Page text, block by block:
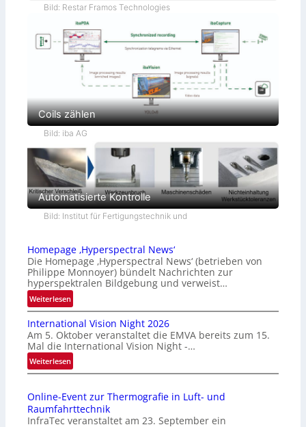
Bild: Restar Framos Technologies
Coils zählen
Bild: iba AG
Automatisierte Kontrolle
Bild: Institut für Fertigungstechnik und
Homepage ‚Hyperspectral News‘
Die Homepage ‚Hyperspectral News‘ (betrieben von
Philippe Monnoyer) bündelt Nachrichten zur
hyperspektralen Bildgebung und verweist…
Weiterlesen:
H
o
m
e
p
a
e
‚
International Vision Night 2026
Am 5. Oktober veranstaltet die EMVA bereits zum 15.
Mal die International Vision Night -…
Weiterlesen:
I
t
e
Online-Event zur Thermografie in Luft- und
Raumfahrttechnik
InfraTec veranstaltet am 23. September ein